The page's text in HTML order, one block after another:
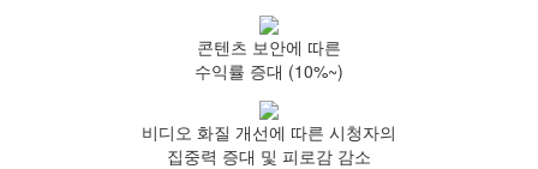
콘텐츠 보안에 따른
수익률 증대 (10%~)
비디오 화질 개선에 따른 시청자의
집중력 증대 및 피로감 감소